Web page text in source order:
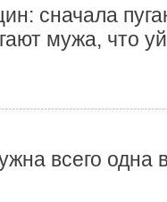
сначала
мужа, что
всего